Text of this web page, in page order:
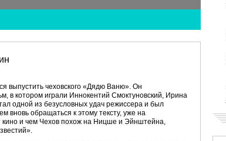
выпустить чеховского «Дядю Ваню». Он
в котором играли Иннокентий Смоктуновский, Ирина
одной из безусловных удач режиссера и был
вновь обращаться к этому тексту, уже на
кино и чем Чехов похож на Ницше и Эйнштейна,